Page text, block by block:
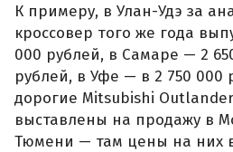
К примеру, в Улан-Удэ за
кроссовер того же года
000 рублей, в Самаре — 2
рублей, в Уфе — в 2 750 000
дорогие Mitsubishi
выставлены на продажу в
Тюмени — там цены на них